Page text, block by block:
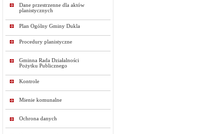
Dane przestrzenne dla aktów
planistycznych
Plan Ogólny Gminy Dukla
Procedury planistyczne
Gminna Rada Działalności
Pożytku Publicznego
Kontrole
Mienie komunalne
Ochrona danych